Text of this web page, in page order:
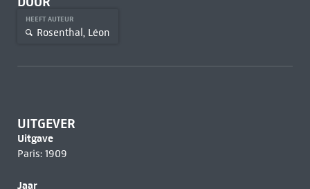
HEEFT AUTEUR
Rosenthal, Léon
UITGEVER
Uitgave
Paris: 1909
Jaar